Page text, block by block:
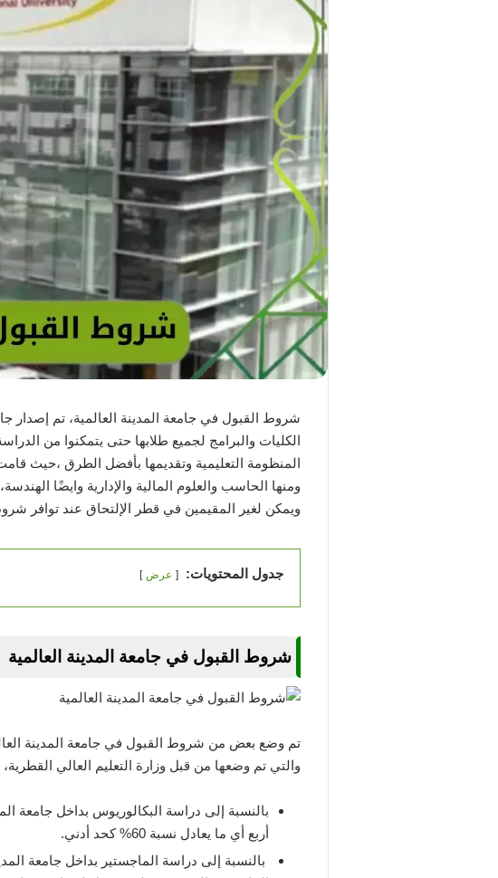
الكليات والبرامج لجميع طلابها حتى يتمكنوا من
المنظومة التعليمية وتقديمها بأفضل الطرق ،حيث
ومنها الحاسب والعلوم المالية والإدارية وايضًا
ويمكن لغير المقيمين في قطر الإلتحاق عند توافر
جدول المحتويات: عرض
شروط القبول في جامعة المدينة العالمية
تم وضع بعض من شروط القبول في جامعة المدينة
والتي تم وضعها من قبل وزارة التعليم العالي
أربع أي ما يعادل نسبة 60% كحد أدني.
بالنسبة إلى دراسة الماجستير بداخل جامعة